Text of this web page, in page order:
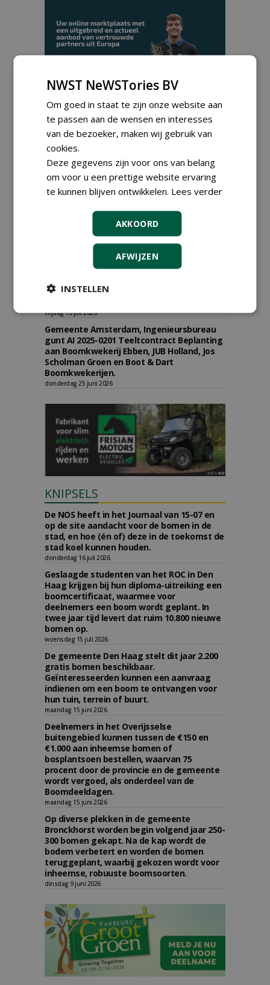
TENDERS
Gemeente Geertruidenberg gunt aankoop
plantmateriaal bomen en planten aan
diverse partijen waaronder Boomkwekerij
Udenhout.
vrijdag 31 juli 2026
Gemeente Amsterdam, Ingenieursbureau
Burkmeer aan Struunhoeve.
Gemeente Den Haag gunt levering van
graszaden en meststoffen aan Vitagro.
vrijdag 17 juli 2026
raamovereenkomst leveren
vrijdag 10 juli 2026
Gemeente Amsterdam, Ingenieursbureau
gunt AI 2025-0201 Teeltcontract Beplanting
aan Boomkwekerij Ebben, JUB Holland, Jos
Scholman Groen en Boot & Dart
Boomkwekerijen.
donderdag 25 juni 2026
KNIPSELS
De NOS heeft in het Journaal van 15-07 en
op de site aandacht voor de bomen in de
stad, en hoe (én of) deze in de toekomst de
stad koel kunnen houden.
donderdag 16 juli 2026
Geslaagde studenten van het ROC in Den
Haag krijgen bij hun diploma-uitreiking een
boomcertificaat, waarmee voor
deelnemers een boom wordt geplant. In
twee jaar tijd levert dat ruim 10.800 nieuwe
bomen op.
woensdag 15 juli 2026
De gemeente Den Haag stelt dit jaar 2.200
gratis bomen beschikbaar.
Geïnteresseerden kunnen een aanvraag
indienen om een boom te ontvangen voor
hun tuin, terrein of buurt.
maandag 15 juni 2026
Deelnemers in het Overijsselse
buitengebied kunnen tussen de €150 en
€1.000 aan inheemse bomen of
bosplantsoen bestellen, waarvan 75
procent door de provincie en de gemeente
wordt vergoed, als onderdeel van de
Boomdeeldagen.
maandag 15 juni 2026
Op diverse plekken in de gemeente
Bronckhorst worden begin volgend jaar 250-
300 bomen gekapt. Na de kap wordt de
bodem verbetert en worden de bomen
teruggeplant, waarbij gekozen wordt voor
inheemse, robuuste boomsoorten.
dinsdag 9 juni 2026
NWST NeWSTories BV
Om goed in staat te zijn onze website aan
te passen aan de wensen en interesses
van de bezoeker, maken wij gebruik van
cookies.
Deze gegevens zijn voor ons van belang
om voor u een prettige website ervaring
te kunnen blijven ontwikkelen. Lees verder
AKKOORD
AFWIJZEN
INSTELLEN